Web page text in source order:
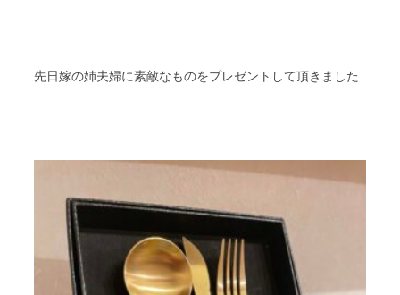
先日嫁の姉夫婦に素敵なものをプレゼントして頂きました